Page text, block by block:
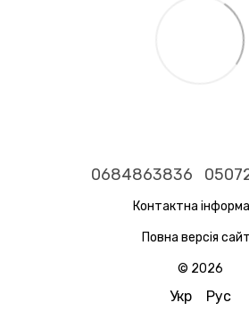
0684863836
Контактна
Повна версія
© 2026
Укр Рус